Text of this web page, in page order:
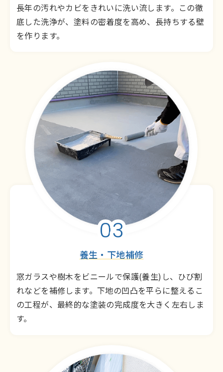
長年の汚れやカビをきれいに洗い流します。この徹
底した洗浄が、塗料の密着度を高め、長持ちする壁
を作ります。
03
養生・下地補修
窓ガラスや樹木をビニールで保護(養生)し、ひび割
れなどを補修します。下地の凹凸を平らに整えるこ
の工程が、最終的な塗装の完成度を大きく左右しま
す。